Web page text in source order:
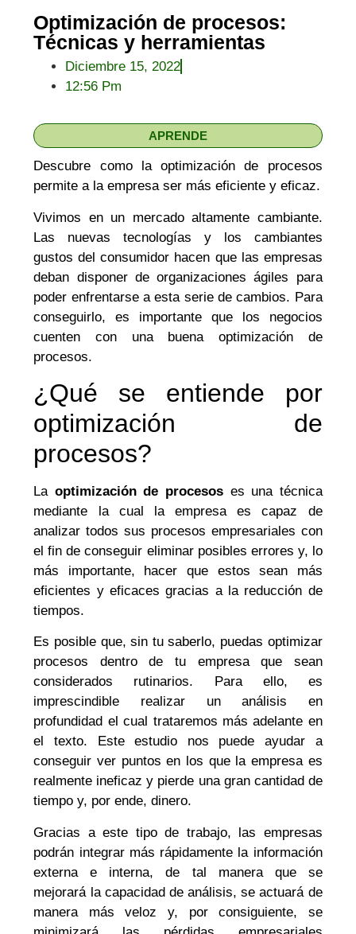
Optimización de procesos:
Técnicas y herramientas
Diciembre 15, 2022
12:56 Pm
APRENDE
Descubre como la optimización de procesos
permite a la empresa ser más eficiente y eficaz.
Vivimos en un mercado altamente cambiante.
Las nuevas tecnologías y los cambiantes
gustos del consumidor hacen que las empresas
deban disponer de organizaciones ágiles para
poder enfrentarse a esta serie de cambios. Para
conseguirlo, es importante que los negocios
cuenten con una buena optimización de
procesos.
¿Qué se entiende por
optimización de
procesos?
La optimización de procesos es una técnica
mediante la cual la empresa es capaz de
analizar todos sus procesos empresariales con
el fin de conseguir eliminar posibles errores y, lo
más importante, hacer que estos sean más
eficientes y eficaces gracias a la reducción de
tiempos.
Es posible que, sin tu saberlo, puedas optimizar
procesos dentro de tu empresa que sean
considerados rutinarios. Para ello, es
imprescindible realizar un análisis en
profundidad el cual trataremos más adelante en
el texto. Este estudio nos puede ayudar a
conseguir ver puntos en los que la empresa es
realmente ineficaz y pierde una gran cantidad de
tiempo y, por ende, dinero.
Gracias a este tipo de trabajo, las empresas
podrán integrar más rápidamente la información
externa e interna, de tal manera que se
mejorará la capacidad de análisis, se actuará de
manera más veloz y, por consiguiente, se